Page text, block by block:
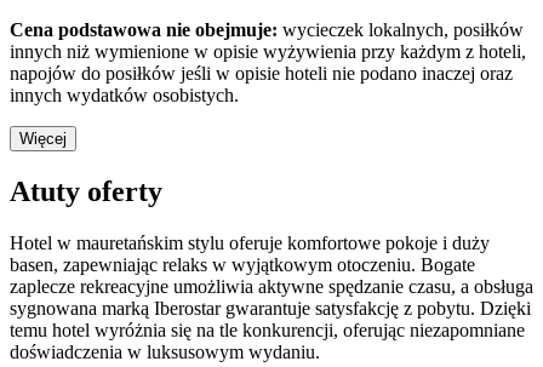
Cena podstawowa nie obejmuje: wycieczek lokalnych, posiłków
innych niż wymienione w opisie wyżywienia przy każdym z hoteli,
napojów do posiłków jeśli w opisie hoteli nie podano inaczej oraz
innych wydatków osobistych.
Więcej
Atuty oferty
Hotel w mauretańskim stylu oferuje komfortowe pokoje i duży
basen, zapewniając relaks w wyjątkowym otoczeniu. Bogate
zaplecze rekreacyjne umożliwia aktywne spędzanie czasu, a obsługa
sygnowana marką Iberostar gwarantuje satysfakcję z pobytu. Dzięki
temu hotel wyróżnia się na tle konkurencji, oferując niezapomniane
doświadczenia w luksusowym wydaniu.